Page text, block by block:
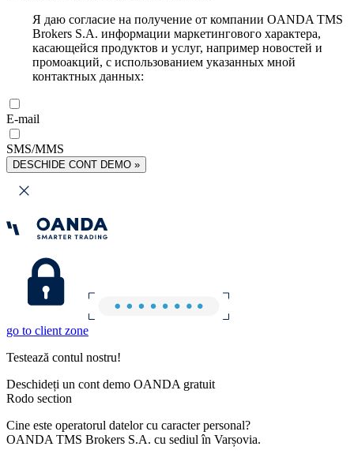
Я даю согласие на получение от компании OANDA TMS
Brokers S.A. информации маркетингового характера,
касающейся продуктов и услуг, например новостей и
промоакций, с использованием указанных мной
контактных данных:
E-mail
SMS/MMS
DESCHIDE CONT DEMO »
go to client zone
Testează contul nostru!
Deschideți un cont demo OANDA gratuit
Rodo section
Cine este operatorul datelor cu caracter personal?
OANDA TMS Brokers S.A. cu sediul în Varșovia.